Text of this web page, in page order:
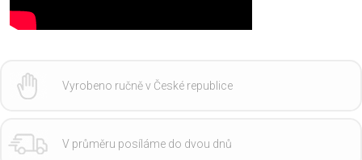
Vyrobeno ručně v České republice
V průměru posíláme do dvou dnů